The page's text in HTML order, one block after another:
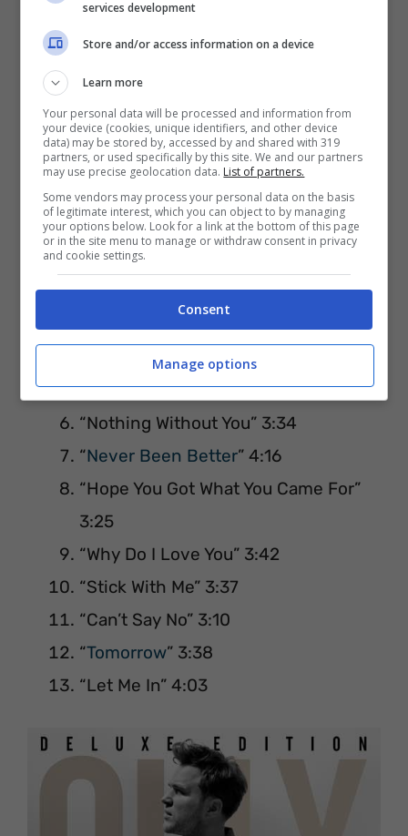
“Did You Miss Me” 3:16
“Wrapped Up
McCoy) 3:05
” (featuring Demi Lovato) 3:44
“Seasons” 3:37
“Nothing Without You” 3:34
“Never Been Better” 4:16
“Hope You Got What You Came For”
3:25
“Why Do I Love You” 3:42
“Stick With Me” 3:37
“Can’t Say No” 3:10
“Tomorrow” 3:38
“Let Me In” 4:03
services development
Store and/or access information on a device
Learn more
Your personal data will be processed and information from
your device (cookies, unique identifiers, and other device
data) may be stored by, accessed by and shared with 319
partners, or used specifically by this site. We and our partners
may use precise geolocation data. List of partners.
Some vendors may process your personal data on the basis
of legitimate interest, which you can object to by managing
your options below. Look for a link at the bottom of this page
or in the site menu to manage or withdraw consent in privacy
and cookie settings.
Consent
Manage options